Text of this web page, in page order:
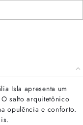
Isla apresenta um
salto arquitetônico
opulência e conforto.